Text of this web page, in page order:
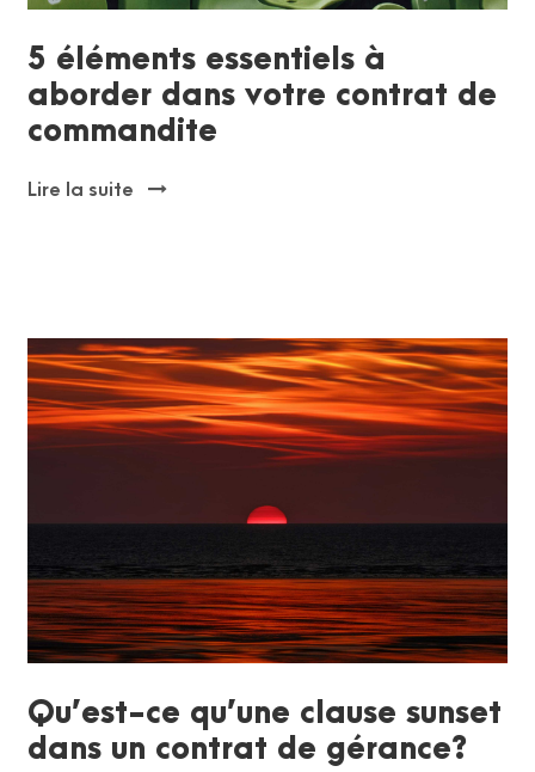
5 éléments essentiels à
aborder dans votre contrat de
commandite
Lire la suite
Qu’est-ce qu’une clause sunset
dans un contrat de gérance?